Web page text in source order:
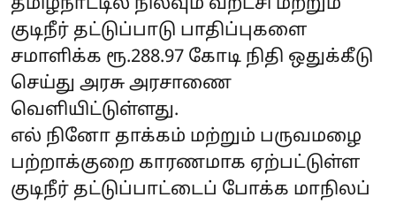
தமிழ்நாட்டில் நிலவும் வறட்சி மற்றும்
குடிநீர் தட்டுப்பாடு பாதிப்புகளை
சமாளிக்க ரூ.288.97 கோடி நிதி ஒதுக்கீடு
செய்து அரசு அரசாணை
வெளியிட்டுள்ளது.
எல் நினோ தாக்கம் மற்றும் பருவமழை
பற்றாக்குறை காரணமாக ஏற்பட்டுள்ள
குடிநீர் தட்டுப்பாட்டைப் போக்க மாநிலப்